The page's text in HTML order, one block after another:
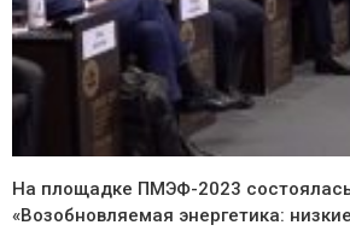
На площадке ПМЭФ-2023
«Возобновляемая энергетика: